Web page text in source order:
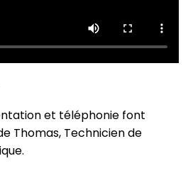
et téléphonie font
Thomas, Technicien de